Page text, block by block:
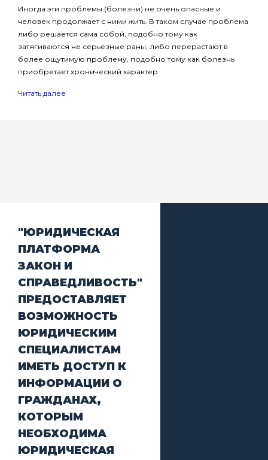
Иногда эти проблемы (болезни) не очень опасные и
человек продолжает с ними жить. В таком случае проблема
либо решается сама собой, подобно тому как
затягиваются не серьезные раны, либо перерастают в
более ощутимую проблему, подобно тому как болезнь
приобретает хронический характер.
Читать далее
"ЮРИДИЧЕСКАЯ
ПЛАТФОРМА
ЗАКОН И
СПРАВЕДЛИВОСТЬ"
ПРЕДОСТАВЛЯЕТ
ВОЗМОЖНОСТЬ
ЮРИДИЧЕСКИМ
СПЕЦИАЛИСТАМ
ИМЕТЬ ДОСТУП К
ИНФОРМАЦИИ О
ГРАЖДАНАХ,
КОТОРЫМ
НЕОБХОДИМА
ЮРИДИЧЕСКАЯ